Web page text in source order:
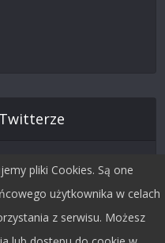
pliki Cookies. Są one
użytkownika w celach
z serwisu. Możesz